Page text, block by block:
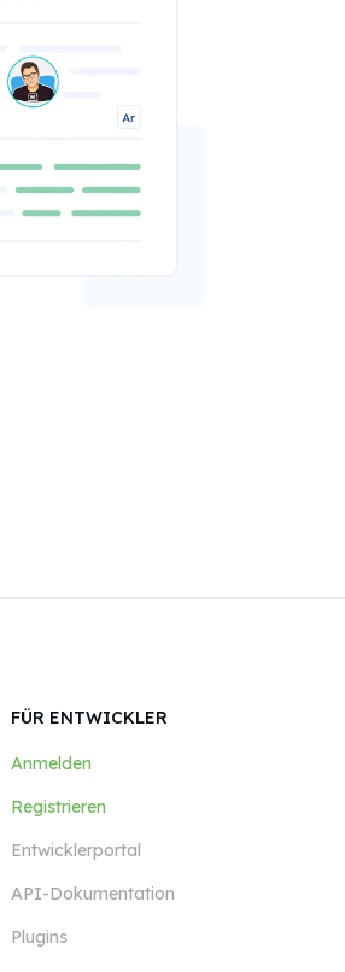
FÜR ENTWICKLER
Anmelden
Registrieren
Entwicklerportal
API-Dokumentation
Plugins